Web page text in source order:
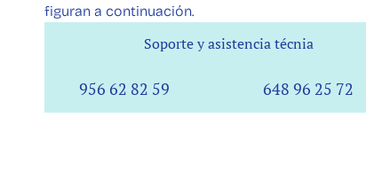
figuran a continuación.
Soporte y asistencia técnia
956 62 82 59 648 96 25 72